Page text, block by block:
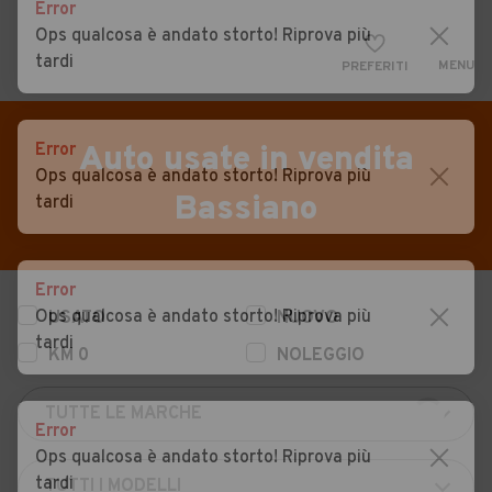
PREFERITI MENU
CERCA
Auto
Auto usate
Auto Km 0
Auto Nuove
Noleggio a lungo termine
Auto d'epoca
Camper
VENDI
MAGAZINE
ACCEDI
Auto usate in vendita
Bassiano
USATO
NUOVO
KM 0
NOLEGGIO
Error
Ops qualcosa è andato storto! Riprova più
tardi
Error
Ops qualcosa è andato storto! Riprova più
tardi
Error
Ops qualcosa è andato storto! Riprova più
tardi
Error
Ops qualcosa è andato storto! Riprova più
tardi